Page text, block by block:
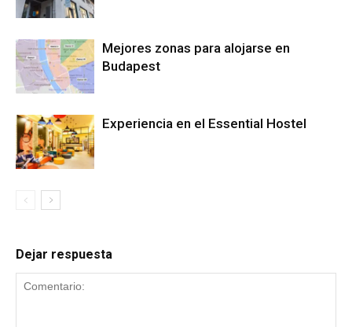
Mejores zonas para alojarse en
Budapest
Experiencia en el Essential Hostel
Dejar respuesta